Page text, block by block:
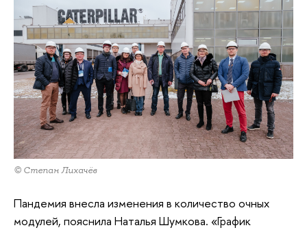
© Степан Лихачёв
Пандемия внесла изменения в количество очных
модулей, пояснила Наталья Шумкова. «График